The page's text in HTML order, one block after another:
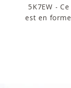
5K7EW -
est en